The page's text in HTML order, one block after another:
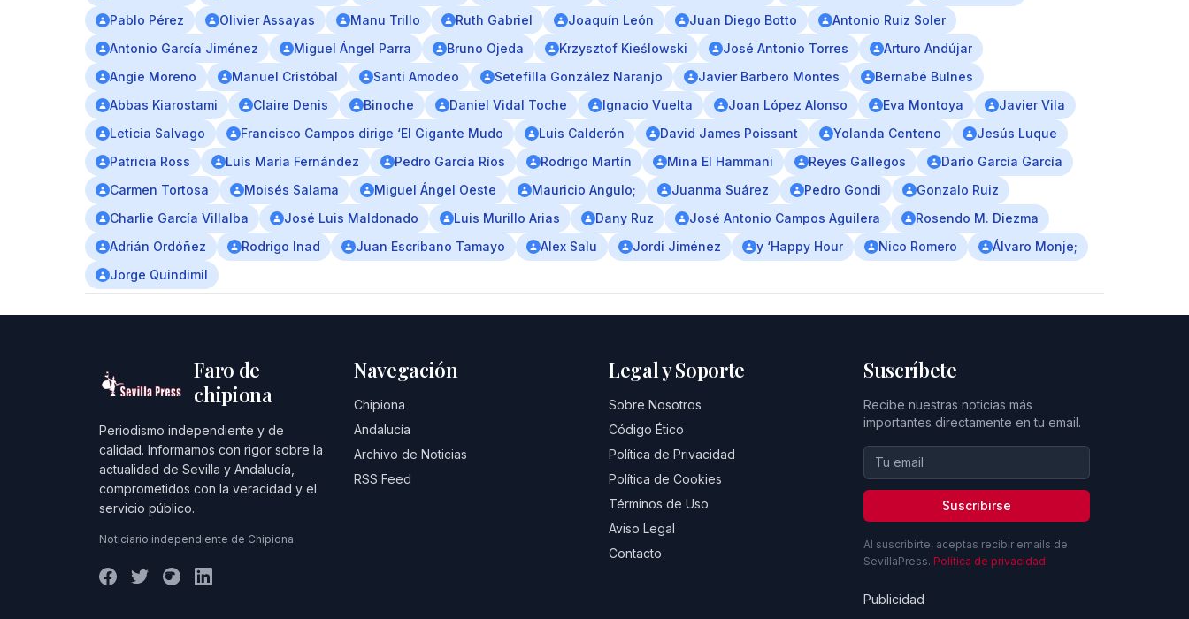
Pablo Pérez
Olivier Assayas Manu Trillo Ruth Gabriel Joaquín León Juan Diego Botto
Antonio Ruiz Soler
Antonio García Jiménez
Miguel Ángel Parra Bruno Ojeda Krzysztof Kieślowski José Antonio Torres
Arturo Andújar
Angie Moreno
Manuel Cristóbal Santi Amodeo Setefilla González Naranjo Javier Barbero Montes
Bernabé Bulnes
Abbas Kiarostami
Claire Denis Binoche Daniel Vidal Toche Ignacio Vuelta Joan López Alonso Eva Montoya
Javier Vila
Leticia Salvago
Francisco Campos dirige ‘El Gigante Mudo Luis Calderón David James Poissant Yolanda Centeno
Jesús Luque
Patricia Ross
Luís María Fernández Pedro García Ríos Rodrigo Martín Mina El Hammani Reyes Gallegos
Darío García García
Carmen Tortosa
Moisés Salama Miguel Ángel Oeste Mauricio Angulo; Juanma Suárez Pedro Gondi
Gonzalo Ruiz
Charlie García Villalba
José Luis Maldonado Luis Murillo Arias Dany Ruz José Antonio Campos Aguilera
Rosendo M. Diezma
Adrián Ordóñez
Rodrigo Inad Juan Escribano Tamayo Alex Salu Jordi Jiménez y ‘Happy Hour Nico Romero
Álvaro Monje;
Jorge Quindimil
Faro de
chipiona
Periodismo independiente y de
calidad. Informamos con rigor sobre la
actualidad de Sevilla y Andalucía,
comprometidos con la veracidad y el
servicio público.
Noticiario independiente de Chipiona
Navegación
Chipiona
Andalucía
Archivo de Noticias
RSS Feed
Legal y Soporte
Sobre Nosotros
Código Ético
Política de Privacidad
Política de Cookies
Términos de Uso
Aviso Legal
Contacto
Suscríbete
Recibe nuestras noticias más
importantes directamente en tu email.
Suscribirse
Al suscribirte, aceptas recibir emails de
SevillaPress. Política de privacidad
Publicidad